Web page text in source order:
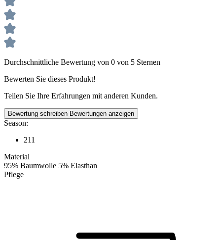
Durchschnittliche Bewertung von 0 von 5 Sternen
Bewerten Sie dieses Produkt!
Teilen Sie Ihre Erfahrungen mit anderen Kunden.
Bewertung schreiben Bewertungen anzeigen
Season:
211
Material
95% Baumwolle 5% Elasthan
Pflege